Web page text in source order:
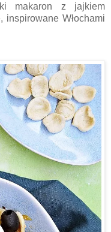
makaron z jajkiem
inspirowane Włochami